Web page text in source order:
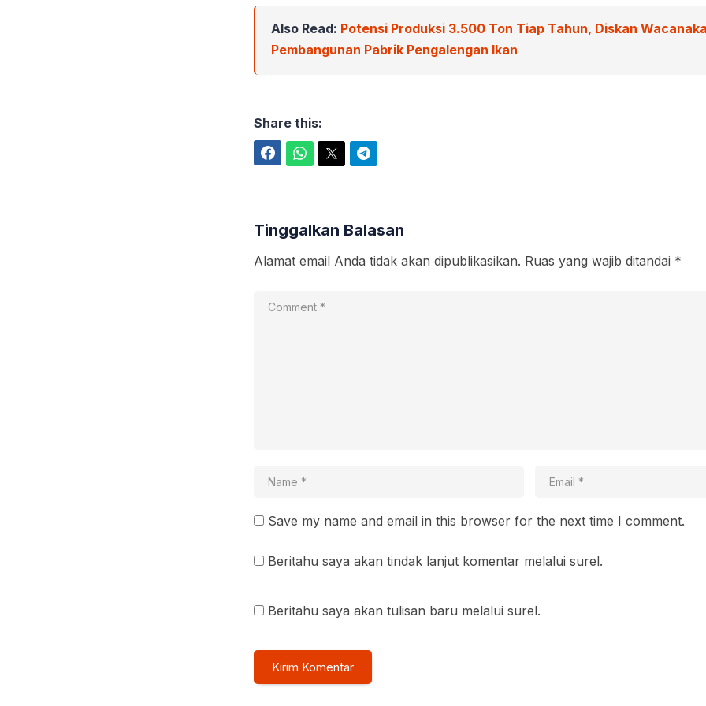
Also Read: Potensi Produksi 3.500 Ton Tiap Tahun, Diskan
Pembangunan Pabrik Pengalengan Ikan
Share this:
Tinggalkan Balasan
Alamat email Anda tidak akan dipublikasikan. Ruas yang wajib ditandai *
Save my name and email in this browser for the next time I comment.
Beritahu saya akan tindak lanjut komentar melalui surel.
Beritahu saya akan tulisan baru melalui surel.